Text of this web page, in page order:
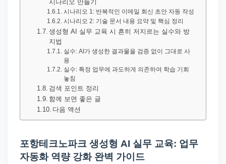
시나리오 만들기
시나리오 1: 반복적인 이메일 회신 초안 자동 작성
시나리오 2: 기술 문서 내용 요약 및 핵심 정리
생성형 AI 실무 교육 시 흔히 저지르는 실수와 방
지법
실수: AI가 생성한 결과물을 검증 없이 그대로 사
용
실수: 특정 업무에 과도하게 의존하여 학습 기회
놓침
검색 포인트 정리
함께 보면 좋은 글
다음 액션
포항테크노파크 생성형 AI 실무 교육: 업무
자동화 역량 강화 완벽 가이드